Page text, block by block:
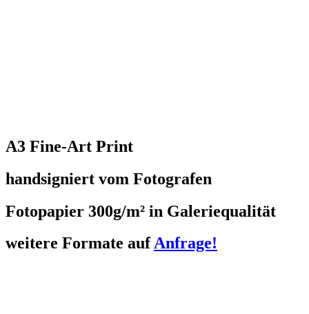
A3 Fine-Art Print
handsigniert vom Fotografen
Fotopapier 300g/m² in Galeriequalität
weitere Formate aufAnfrage!